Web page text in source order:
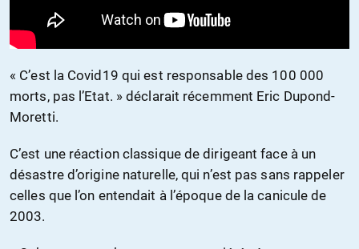
« C’est la Covid19 qui est responsable des 100 000
morts, pas l’Etat. » déclarait récemment Eric Dupond-
Moretti.
C’est une réaction classique de dirigeant face à un
désastre d’origine naturelle, qui n’est pas sans rappeler
celles que l’on entendait à l’époque de la canicule de
2003.